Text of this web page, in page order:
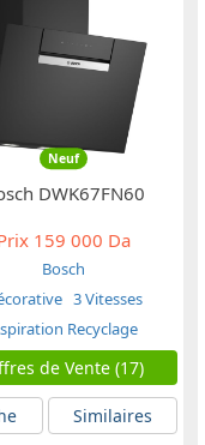
Neuf
DWK67FN60
159 000 Da
Bosch
3 Vitesses
Recyclage
de Vente (17)
Similaires